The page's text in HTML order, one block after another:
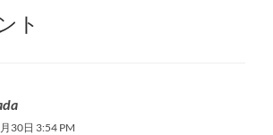
ト
30日 3:54 PM